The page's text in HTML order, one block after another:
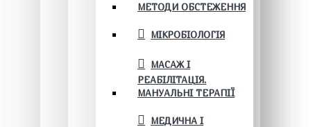
МЕТОДИ ОБСТЕЖЕННЯ
МІКРОБІОЛОГІЯ
МАСАЖ І
РЕАБІЛІТАЦІЯ.
МАНУАЛЬНІ ТЕРАПІЇ
МЕДИЧНА І